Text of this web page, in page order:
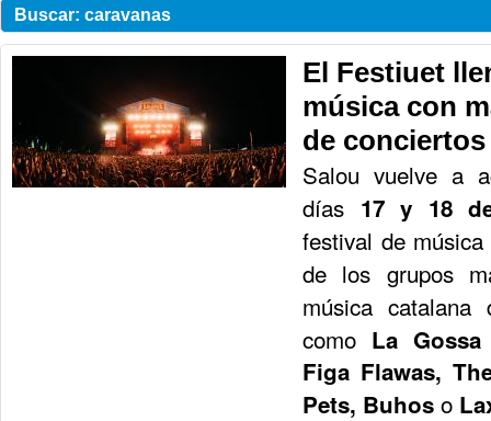
Buscar: caravanas
El Festiuet
música con
de conciertos
Salou vuelve a
días 17 y 18
festival de
de los grupos
música
como La
Figa Flawas,
Pets, Buhos o